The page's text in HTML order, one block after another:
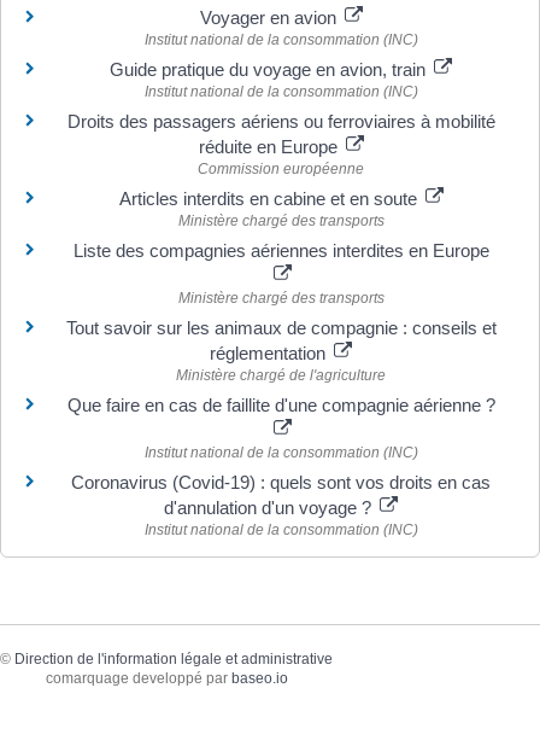
Voyager en avion
Institut national de la consommation (INC)
Guide pratique du voyage en avion, train
Institut national de la consommation (INC)
Droits des passagers aériens ou ferroviaires à mobilité
réduite en Europe
Commission européenne
Articles interdits en cabine et en soute
Ministère chargé des transports
Liste des compagnies aériennes interdites en Europe
Ministère chargé des transports
Tout savoir sur les animaux de compagnie : conseils et
réglementation
Ministère chargé de l'agriculture
Que faire en cas de faillite d'une compagnie aérienne ?
Institut national de la consommation (INC)
Coronavirus (Covid-19) : quels sont vos droits en cas
d'annulation d'un voyage ?
Institut national de la consommation (INC)
© Direction de l'information légale et administrative
comarquage developpé par baseo.io